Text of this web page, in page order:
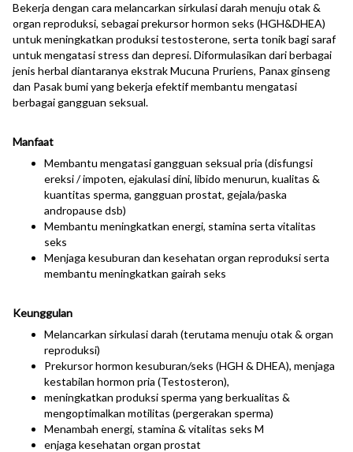
Bekerja dengan cara melancarkan sirkulasi darah menuju otak &
organ reproduksi, sebagai prekursor hormon seks (HGH&DHEA)
untuk meningkatkan produksi testosterone, serta tonik bagi saraf
untuk mengatasi stress dan depresi. Diformulasikan dari berbagai
jenis herbal diantaranya ekstrak Mucuna Pruriens, Panax ginseng
dan Pasak bumi yang bekerja efektif membantu mengatasi
berbagai gangguan seksual.
Manfaat
Membantu mengatasi gangguan seksual pria (disfungsi
ereksi / impoten, ejakulasi dini, libido menurun, kualitas &
kuantitas sperma, gangguan prostat, gejala/paska
andropause dsb)
Membantu meningkatkan energi, stamina serta vitalitas
seks
Menjaga kesuburan dan kesehatan organ reproduksi serta
membantu meningkatkan gairah seks
Keunggulan
Melancarkan sirkulasi darah (terutama menuju otak & organ
reproduksi)
Prekursor hormon kesuburan/seks (HGH & DHEA), menjaga
kestabilan hormon pria (Testosteron),
meningkatkan produksi sperma yang berkualitas &
mengoptimalkan motilitas (pergerakan sperma)
Menambah energi, stamina & vitalitas seks M
enjaga kesehatan organ prostat